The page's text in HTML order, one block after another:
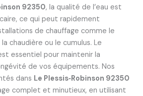
92350, la qualité de l’eau est
ce qui peut rapidement
de chauffage comme le
chaudière ou le cumulus. Le
essentiel pour maintenir la
de vos équipements. Nos
dans Le Plessis‑Robinson 92350
complet et minutieux, en utilisant